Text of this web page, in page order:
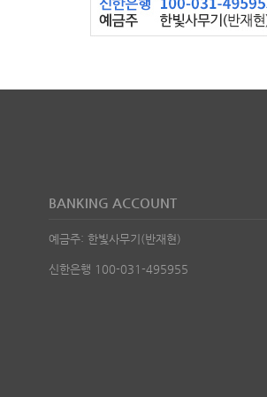
BANKING ACCOUNT
예금주: 한빛사무기(반재현)
신한은행 100-031-495955